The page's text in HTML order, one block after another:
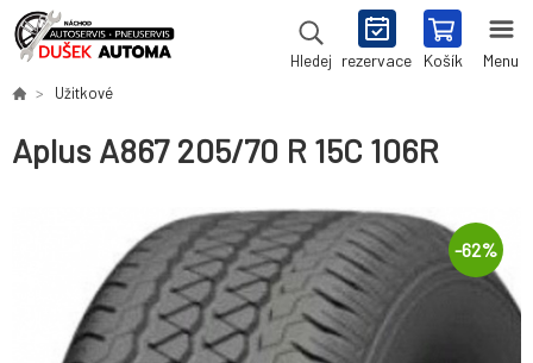
Hledej rezervace Košík Menu
Užitkové
Aplus A867 205/70 R 15C 106R
-62%